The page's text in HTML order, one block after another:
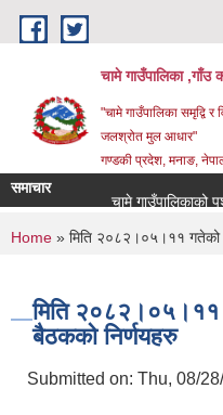
Skip to main content
चामे गाउँपालिका ,गाँउ
"चामे गाउँपालिका समृद्वि र
जलश्रोत मुल आधार"
गण्डकी प्रदेश, मनाङ,
समाचार
चामे गाउँपालिकाको पशु
You are here
Home » मिति २०८२।०५।११ गतेको
मिति २०८२।०५।११
बैठकको निर्णयहरु
Submitted on: Thu, 08/